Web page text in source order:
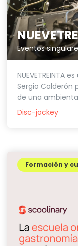
Eventos
NUEVETREINTA
Sergio Calderón
de una
Disc-jockey
Formación y